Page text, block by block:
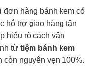
đơn hàng bánh kem có
hỗ trợ giao hàng tận
hiểu rõ cách vận
từ tiệm bánh kem
còn nguyên vẹn 100%.